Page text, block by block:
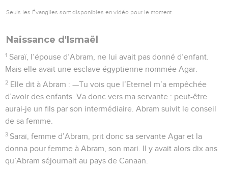
Seuls les Évangiles sont disponibles en vidéo pour le moment.
Naissance d'Ismaël
1 Saraï, l’épouse d’Abram, ne lui avait pas donné d’enfant.
Mais elle avait une esclave égyptienne nommée Agar.
2 Elle dit à Abram : —Tu vois que l’Eternel m’a empêchée
d’avoir des enfants. Va donc vers ma servante : peut-être
aurai-je un fils par son intermédiaire. Abram suivit le conseil
de sa femme.
3 Saraï, femme d’Abram, prit donc sa servante Agar et la
donna pour femme à Abram, son mari. Il y avait alors dix ans
qu’Abram séjournait au pays de Canaan.